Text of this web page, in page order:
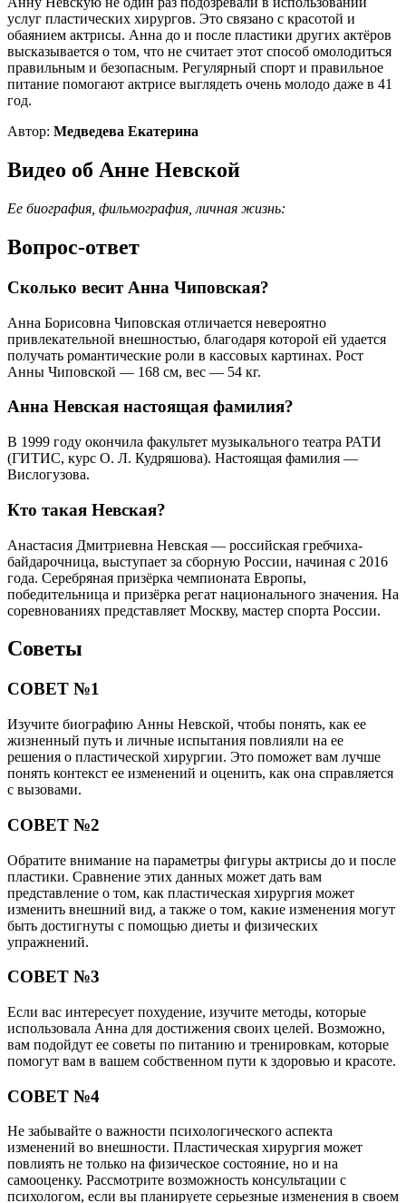
услуг пластических хирургов. Это связано с красотой и
обаянием актрисы. Анна до и после пластики других актёров
высказывается о том, что не считает этот способ омолодиться
правильным и безопасным. Регулярный спорт и правильное
питание помогают актрисе выглядеть очень молодо даже в 41
год.
Автор: Медведева Екатерина
Видео об Анне Невской
Ее биография, фильмография, личная жизнь:
Вопрос-ответ
Сколько весит Анна Чиповская?
Анна Борисовна Чиповская отличается невероятно
привлекательной внешностью, благодаря которой ей удается
получать романтические роли в кассовых картинах. Рост
Анны Чиповской — 168 см, вес — 54 кг.
Анна Невская настоящая фамилия?
В 1999 году окончила факультет музыкального театра РАТИ
(ГИТИС, курс О. Л. Кудряшова). Настоящая фамилия —
Вислогузова.
Кто такая Невская?
Анастасия Дмитриевна Невская — российская гребчиха-
байдарочница, выступает за сборную России, начиная с 2016
года. Серебряная призёрка чемпионата Европы,
победительница и призёрка регат национального значения. На
соревнованиях представляет Москву, мастер спорта России.
Советы
СОВЕТ №1
Изучите биографию Анны Невской, чтобы понять, как ее
жизненный путь и личные испытания повлияли на ее
решения о пластической хирургии. Это поможет вам лучше
понять контекст ее изменений и оценить, как она справляется
с вызовами.
СОВЕТ №2
Обратите внимание на параметры фигуры актрисы до и после
пластики. Сравнение этих данных может дать вам
представление о том, как пластическая хирургия может
изменить внешний вид, а также о том, какие изменения могут
быть достигнуты с помощью диеты и физических
упражнений.
СОВЕТ №3
Если вас интересует похудение, изучите методы, которые
использовала Анна для достижения своих целей. Возможно,
вам подойдут ее советы по питанию и тренировкам, которые
помогут вам в вашем собственном пути к здоровью и красоте.
СОВЕТ №4
Не забывайте о важности психологического аспекта
изменений во внешности. Пластическая хирургия может
повлиять не только на физическое состояние, но и на
самооценку. Рассмотрите возможность консультации с
психологом, если вы планируете серьезные изменения в своем